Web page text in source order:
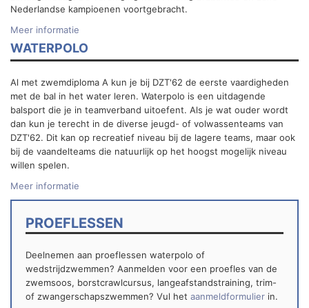
Nederlandse kampioenen voortgebracht.
Meer informatie
WATERPOLO
Al met zwemdiploma A kun je bij DZT'62 de eerste vaardigheden
met de bal in het water leren. Waterpolo is een uitdagende
balsport die je in teamverband uitoefent. Als je wat ouder wordt
dan kun je terecht in de diverse jeugd- of volwassenteams van
DZT'62. Dit kan op recreatief niveau bij de lagere teams, maar ook
bij de vaandelteams die natuurlijk op het hoogst mogelijk niveau
willen spelen.
Meer informatie
PROEFLESSEN
Deelnemen aan proeflessen waterpolo of
wedstrijdzwemmen? Aanmelden voor een proefles van de
zwemsoos, borstcrawlcursus, langeafstandstraining, trim-
of zwangerschapszwemmen? Vul het aanmeldformulier in.